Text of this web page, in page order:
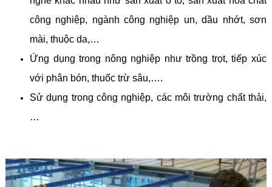
công nghiệp, ngành công nghiệp un, dầu nhớt, sơn
mài, thuộc da,…
Ứng dụng trong nông nghiệp như trồng trọt, tiếp xúc
với phân bón, thuốc trừ sâu,….
Sử dụng trong công nghiệp, các môi trường chất thải,
…